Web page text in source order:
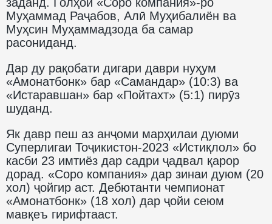
Муҳаммад Раҷабов, Алӣ Муҳибалиён ва
Муҳсин Муҳаммадзода ба самар
расониданд.
Дар ду рақобати дигари даври нуҳум
«Амонатбонк» бар «Самандар» (10:3) ва
«Истаравшан» бар «Пойтахт» (5:1) пирӯз
шуданд.
Як давр пеш аз анҷоми марҳилаи дуюми
Суперлигаи Тоҷикистон-2023 «Истиқлол» бо
касби 23 имтиёз дар садри ҷадвал қарор
дорад. «Соро компания» дар зинаи дуюм (20
хол) ҷойгир аст. Дебютанти чемпионат
«Амонатбонк» (18 хол) дар ҷойи сеюм
мавқеъ гирифтааст.